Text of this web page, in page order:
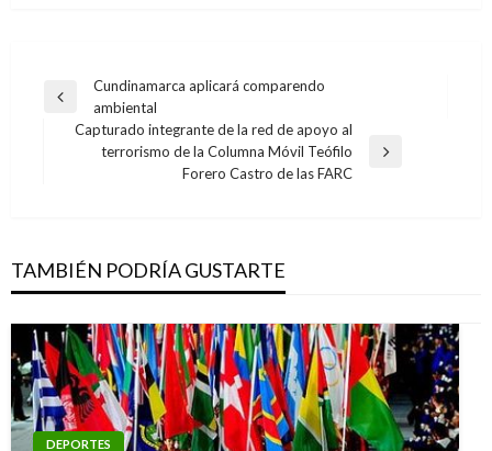
Navegación
entradas
Entrada
anterior
Cundinamarca aplicará comparendo
ambiental
Entrada
Capturado integrante de la red de apoyo al
terrorismo de la Columna Móvil Teófilo
Forero Castro de las FARC
TAMBIÉN PODRÍA GUSTARTE
DEPORTES